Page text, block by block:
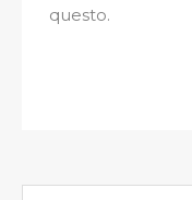
questo.